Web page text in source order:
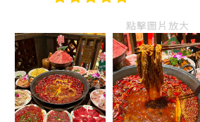
點擊圖片放大